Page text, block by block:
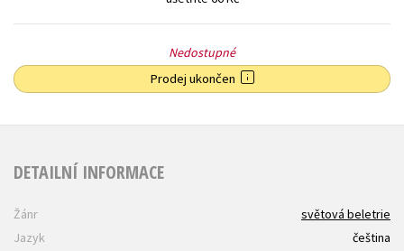
Nedostupné
Prodej ukončen
DETAILNÍ INFORMACE
Žánr
světová beletrie
Jazyk
čeština